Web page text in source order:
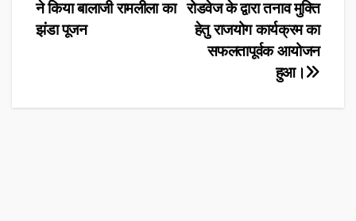
navigation
रोडवेज के द्वारा तनाव मुक्ति
हेतु राजयोग कार्यक्रम का
सफलतापूर्वक आयोजन
हुआ।
ने किया बालाजी रामलीला का
झंडा पूजन